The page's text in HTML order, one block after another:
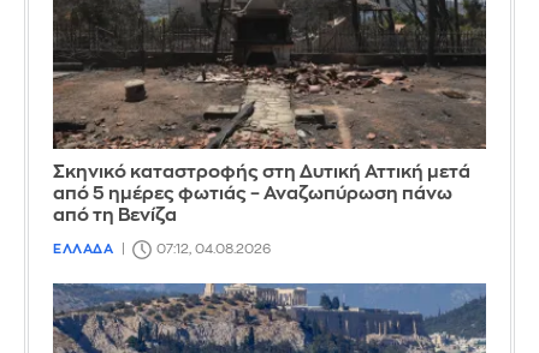
Σκηνικό καταστροφής στη Δυτική Αττική μετά
από 5 ημέρες φωτιάς – Αναζωπύρωση πάνω
από τη Βενίζα
ΕΛΛΑΔΑ 07:12, 04.08.2026